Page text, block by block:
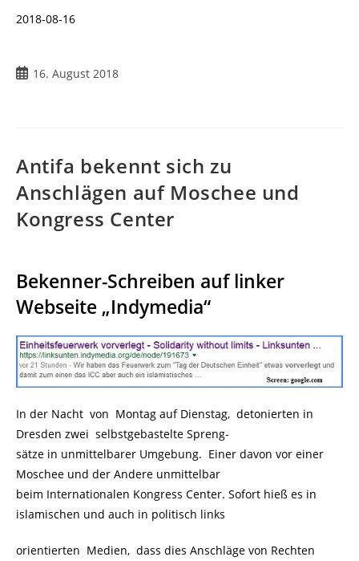
2018-08-16
16. August 2018
Antifa bekennt sich zu
Anschlägen auf Moschee und
Kongress Center
Bekenner-Schreiben auf linker
Webseite „Indymedia“
In der Nacht von Montag auf Dienstag, detonierten in
Dresden zwei selbstgebastelte Spreng-
sätze in unmittelbarer Umgebung. Einer davon vor einer
Moschee und der Andere unmittelbar
beim Internationalen Kongress Center. Sofort hieß es in
islamischen und auch in politisch links
orientierten Medien, dass dies Anschläge von Rechten